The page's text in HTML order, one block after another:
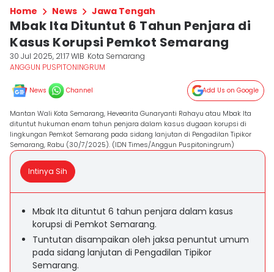
Home News Jawa Tengah
Mbak Ita Dituntut 6 Tahun Penjara di
Kasus Korupsi Pemkot Semarang
30 Jul 2025, 21:17 WIB Kota Semarang
ANGGUN PUSPITONINGRUM
News Channel Add Us on Google
Mantan Wali Kota Semarang, Hevearita Gunaryanti Rahayu atau Mbak Ita
dituntut hukuman enam tahun penjara dalam kasus dugaan korupsi di
lingkungan Pemkot Semarang pada sidang lanjutan di Pengadilan Tipikor
Semarang, Rabu (30/7/2025). (IDN Times/Anggun Puspitoningrum)
Intinya Sih
Mbak Ita dituntut 6 tahun penjara dalam kasus
korupsi di Pemkot Semarang.
Tuntutan disampaikan oleh jaksa penuntut umum
pada sidang lanjutan di Pengadilan Tipikor
Semarang.